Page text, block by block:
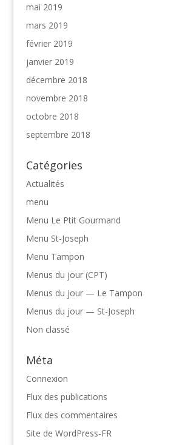
mai 2019
mars 2019
février 2019
janvier 2019
décembre 2018
novembre 2018
octobre 2018
septembre 2018
Catégories
Actualités
menu
Menu Le Ptit Gourmand
Menu St-Joseph
Menu Tampon
Menus du jour (CPT)
Menus du jour — Le Tampon
Menus du jour — St-Joseph
Non classé
Méta
Connexion
Flux des publications
Flux des commentaires
Site de WordPress-FR